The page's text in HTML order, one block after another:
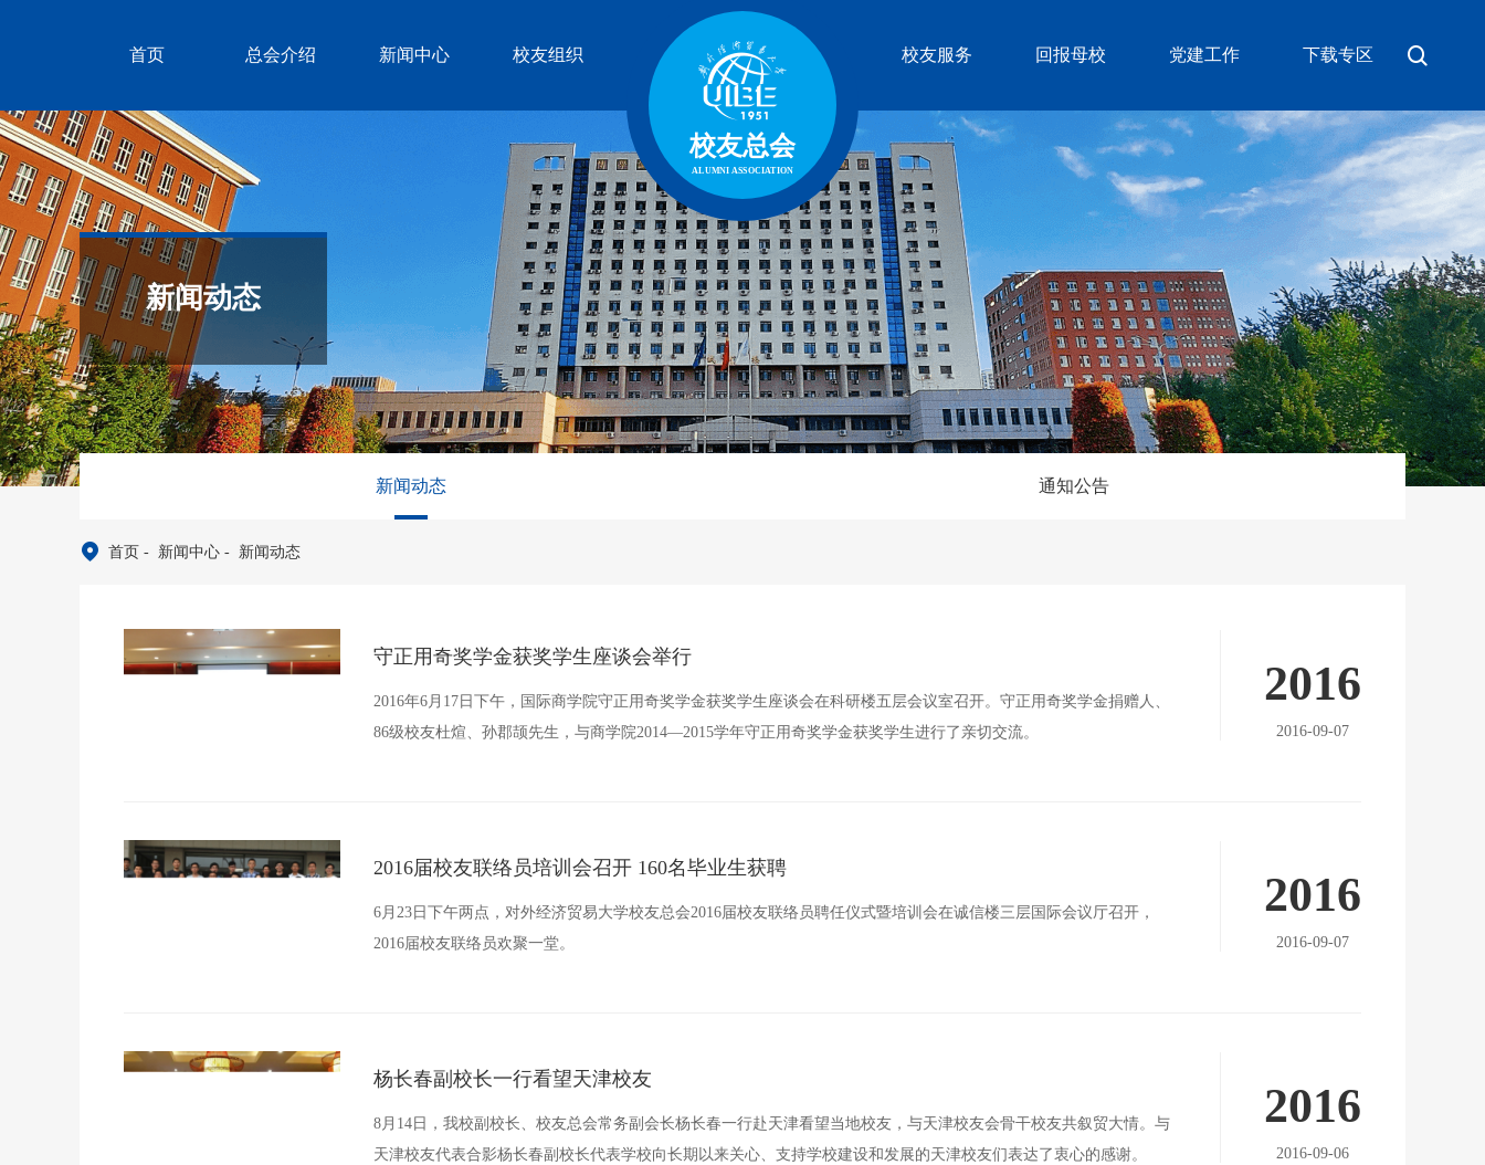
校友总会
ALUMNI ASSOCIATION
首页 总会介绍 新闻中心 校友组织 校友服务 回报母校 党建工作 下载专区
新闻动态
新闻动态 通知公告
首页 - 新闻中心 - 新闻动态
守正用奇奖学金获奖学生座谈会举行
2016年6月17日下午，国际商学院守正用奇奖学金获奖学生座谈会在科研楼五层会议室召开。守正用奇奖学金捐赠人、
86级校友杜煊、孙郡颉先生，与商学院2014—2015学年守正用奇奖学金获奖学生进行了亲切交流。
2016
2016-09-07
2016届校友联络员培训会召开 160名毕业生获聘
6月23日下午两点，对外经济贸易大学校友总会2016届校友联络员聘任仪式暨培训会在诚信楼三层国际会议厅召开，
2016届校友联络员欢聚一堂。
2016
2016-09-07
杨长春副校长一行看望天津校友
8月14日，我校副校长、校友总会常务副会长杨长春一行赴天津看望当地校友，与天津校友会骨干校友共叙贸大情。与
天津校友代表合影杨长春副校长代表学校向长期以来关心、支持学校建设和发展的天津校友们表达了衷心的感谢。
2016
2016-09-06